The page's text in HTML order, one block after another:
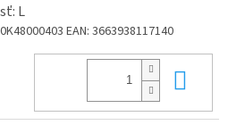
L
EAN: 3663938117140